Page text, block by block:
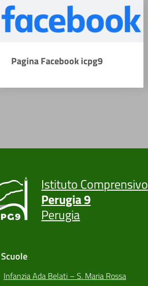
Pagina Facebook icpg9
Istituto Comprensivo
Perugia 9
Perugia
Scuole
Infanzia Ada Belati – S. Maria Rossa